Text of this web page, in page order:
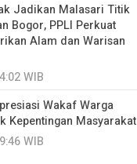
Jadikan Malasari Titik
Bogor, PPLI Perkuat
Alam dan Warisan
WIB
Wakaf Warga
Kepentingan Masyarakat
WIB